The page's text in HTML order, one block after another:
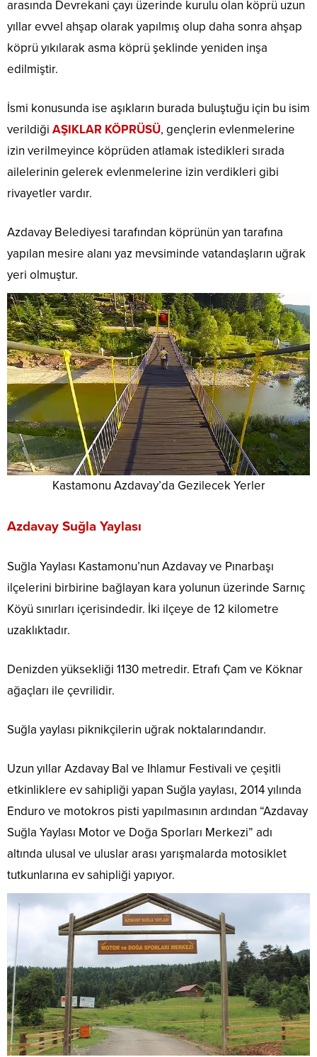
arasında Devrekani çayı üzerinde kurulu olan köprü uzun
yıllar evvel ahşap olarak yapılmış olup daha sonra ahşap
köprü yıkılarak asma köprü şeklinde yeniden inşa
edilmiştir.
İsmi konusunda ise aşıkların burada buluştuğu için bu isim
verildiği AŞIKLAR KÖPRÜSÜ, gençlerin evlenmelerine
izin verilmeyince köprüden atlamak istedikleri sırada
ailelerinin gelerek evlenmelerine izin verdikleri gibi
rivayetler vardır.
Azdavay Belediyesi tarafından köprünün yan tarafına
yapılan mesire alanı yaz mevsiminde vatandaşların uğrak
yeri olmuştur.
Kastamonu Azdavay’da Gezilecek Yerler
Azdavay Suğla Yaylası
Suğla Yaylası Kastamonu’nun Azdavay ve Pınarbaşı
ilçelerini birbirine bağlayan kara yolunun üzerinde Sarnıç
Köyü sınırları içerisindedir. İki ilçeye de 12 kilometre
uzaklıktadır.
Denizden yüksekliği 1130 metredir. Etrafı Çam ve Köknar
ağaçları ile çevrilidir.
Suğla yaylası piknikçilerin uğrak noktalarındandır.
Uzun yıllar Azdavay Bal ve Ihlamur Festivali ve çeşitli
etkinliklere ev sahipliği yapan Suğla yaylası, 2014 yılında
Enduro ve motokros pisti yapılmasının ardından “Azdavay
Suğla Yaylası Motor ve Doğa Sporları Merkezi” adı
altında ulusal ve uluslar arası yarışmalarda motosiklet
tutkunlarına ev sahipliği yapıyor.